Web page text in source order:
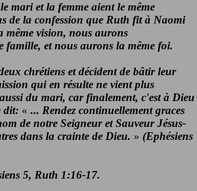
mari et la femme aient le même
de la confession que Ruth fit à Naomi
vision, nous aurons
famille, et nous aurons la même foi.
chrétiens et décident de bâtir leur
qui en résulte ne vient plus
du mari, car finalement, c'est à Dieu
dit: « ... Rendez continuellement graces
de notre Seigneur et Sauveur Jésus-
dans la crainte de Dieu. » (Ephésiens
5, Ruth 1:16-17.